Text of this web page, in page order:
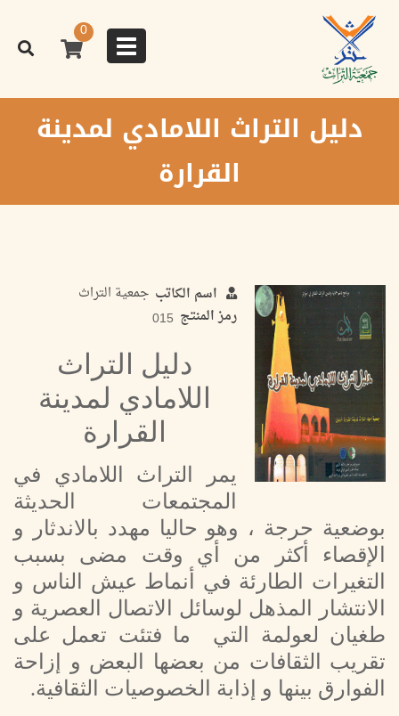
المحتوى
الرئيسي
Toggle
navigation
0
دليل التراث اللامادي لمدينة
القرارة
اسم الكاتب جمعية التراث
رمز المنتج 015
دليل التراث
اللامادي لمدينة
القرارة
يمر التراث اللامادي في
المجتمعات الحديثة
بوضعية حرجة ، وهو حاليا مهدد بالاندثار و
الإقصاء أكثر من أي وقت مضى بسبب
التغيرات الطارئة في أنماط عيش الناس و
الانتشار المذهل لوسائل الاتصال العصرية و
طغيان لعولمة التي ما فتئت تعمل على
تقريب الثقافات من بعضها البعض و إزاحة
الفوارق بينها و إذابة الخصوصيات الثقافية.